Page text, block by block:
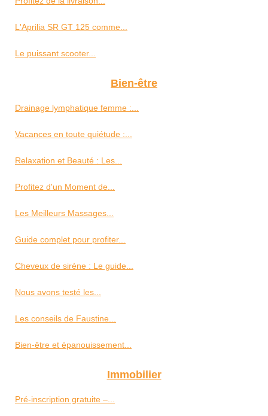
L'Aprilia SR GT 125 comme...
Le puissant scooter...
Bien-être
Drainage lymphatique femme :...
Vacances en toute quiétude :...
Relaxation et Beauté : Les...
Profitez d'un Moment de...
Les Meilleurs Massages...
Guide complet pour profiter...
Cheveux de sirène : Le guide...
Nous avons testé les...
Les conseils de Faustine...
Bien-être et épanouissement...
Immobilier
Pré-inscription gratuite –...